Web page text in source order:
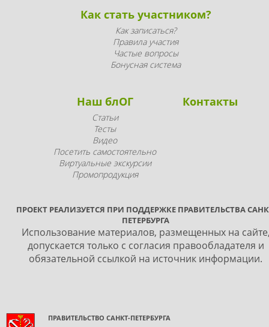
Как стать участником?
Как записаться?
Правила участия
Частые вопросы
Бонусная система
Наш блОГ
Статьи
Тесты
Видео
Посетить самостоятельно
Виртуальные экскурсии
Промопродукция
Контакты
ПРОЕКТ РЕАЛИЗУЕТСЯ ПРИ ПОДДЕРЖКЕ ПРАВИТЕЛЬСТВА
ПЕТЕРБУРГА
Использование материалов, размещенных на
допускается только с согласия правообладателя и
обязательной ссылкой на источник информации.
ПРАВИТЕЛЬСТВО САНКТ-ПЕТЕРБУРГА